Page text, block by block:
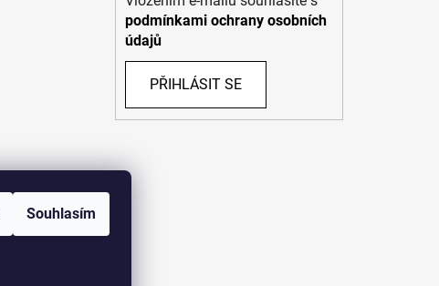
Souhlasím
podmínkami ochrany osobních
údajů
PŘIHLÁSIT SE